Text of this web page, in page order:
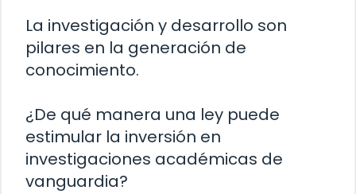
La investigación y desarrollo son
pilares en la generación de
conocimiento.
¿De qué manera una ley puede
estimular la inversión en
investigaciones académicas de
vanguardia?